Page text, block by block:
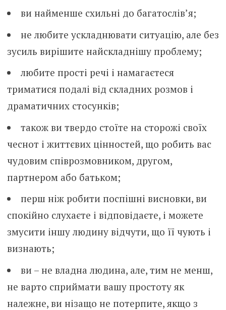
ви найменше схильні до багатослів’я;
не любите ускладнювати ситуацію, але без
зусиль вирішите найскладнішу проблему;
любите прості речі і намагаєтеся
триматися подалі від складних розмов і
драматичних стосунків;
також ви твердо стоїте на сторожі своїх
чеснот і життєвих цінностей, що робить вас
чудовим співрозмовником, другом,
партнером або батьком;
перш ніж робити поспішні висновки, ви
спокійно слухаєте і відповідаєте, і можете
змусити іншу людину відчути, що її чують і
визнають;
ви – не владна людина, але, тим не менш,
не варто сприймати вашу простоту як
належне, ви нізащо не потерпите, якщо з